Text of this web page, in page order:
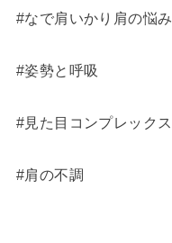
#なで肩いかり肩の悩み
#姿勢と呼吸
#見た目コンプレックス
#肩の不調